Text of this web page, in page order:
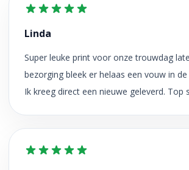
Linda
Super leuke print voor onze trouwdag
bezorging bleek er helaas een vouw in
Ik kreeg direct een nieuwe geleverd. Top